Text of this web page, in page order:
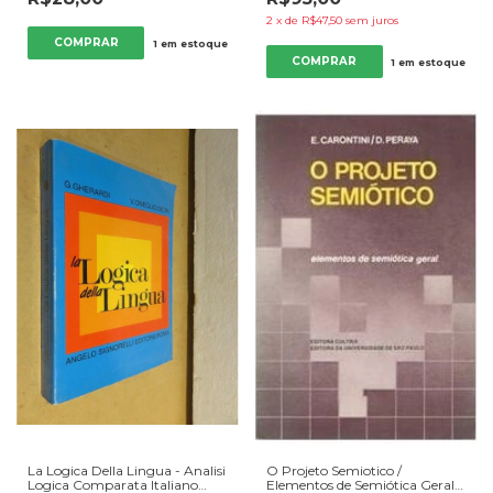
Santos de Souza Melo /
[usado]
1em estoque
Machado Duarte (2014)
[seminovo]
2 x de R$47,50 sem juros
1 em estoque
La Logica Della Lingua - Analisi
Logica Comparata Italiano
O Projeto Semiotico /
Elementos de Semiótica Geral -